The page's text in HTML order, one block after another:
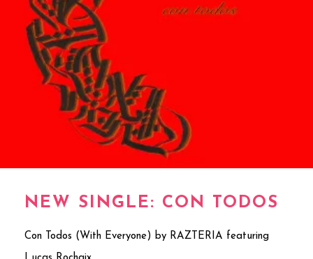
NEW SINGLE: CON TODOS
Con Todos (With Everyone) by RAZTERIA featuring